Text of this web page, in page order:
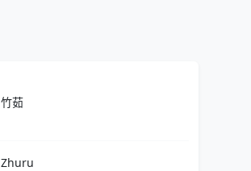
竹茹
Zhuru